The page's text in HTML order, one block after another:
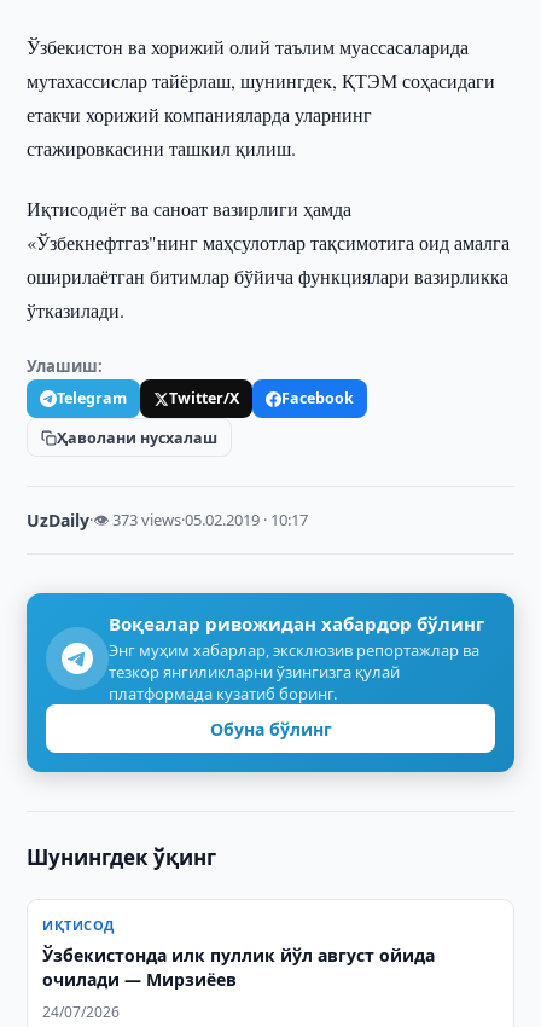
Ўзбекистон ва хорижий олий таълим муассасаларида
мутахассислар тайёрлаш, шунингдек, ҚТЭМ соҳасидаги
етакчи хорижий компанияларда уларнинг
стажировкасини ташкил қилиш.
Иқтисодиёт ва саноат вазирлиги ҳамда
«Ўзбекнефтгаз"нинг маҳсулотлар тақсимотига оид амалга
оширилаётган битимлар бўйича функциялари вазирликка
ўтказилади.
Улашиш:
Telegram Twitter/X
Facebook
Ҳаволани нусхалаш
UzDaily·👁 373 views·05.02.2019 · 10:17
Воқеалар ривожидан хабардор бўлинг
Энг муҳим хабарлар, эксклюзив репортажлар ва
тезкор янгиликларни ўзингизга қулай
платформада кузатиб боринг.
Обуна бўлинг
Шунингдек ўқинг
ИҚТИСОД
Ўзбекистонда илк пуллик йўл август ойида
очилади — Мирзиёев
24/07/2026